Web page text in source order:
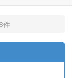
件